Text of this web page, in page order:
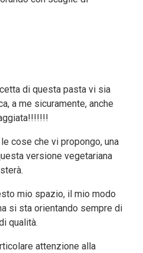
di questa pasta vi sia
a me sicuramente, anche
cose che vi propongo, una
versione vegetariana
mio spazio, il mio modo
si sta orientando sempre di
qualità.
attenzione alla